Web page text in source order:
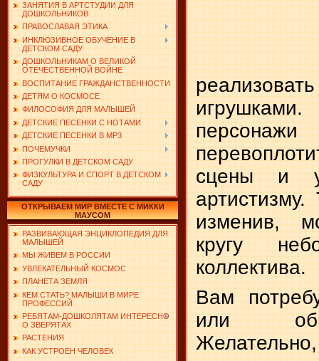
ЗАНЯТИЯ В АРТСТУДИИ ДЛЯ
ДОШКОЛЬНИКОВ
ПРАВОСЛАВАЯ ЭТИКА
ИНКЛЮЗИВНОЕ ОБУЧЕНИЕ В
ДЕТСКОМ САДУ
ДОШКОЛЬНИКАМ О ВЕЛИКОЙ
ОТЕЧЕСТВЕННОЙ ВОЙНЕ
ВОСПИТАНИЕ ГРАЖДАНСТВЕННОСТИ
ДЕТЯМ О КОСМОСЕ
ФИЛОСОФИЯ ДЛЯ МАЛЫШЕЙ
ДЕТСКИЕ ПЕСЕНКИ С НОТАМИ
ДЕТСКИЕ ПЕСЕНКИ В MP3
ПОЧЕМУЧКИ
ПРОГУЛКИ В ДЕТСКОМ САДУ
ФИЗКУЛЬТУРА И СПОРТ В ДЕТСКОМ
САДУ
ОТКРЫВАЕМ МИР ВМЕСТЕ С МИККИ
МАУСОМ
РАЗВИВАЮЩАЯ ЭНЦИКЛОПЕДИЯ ДЛЯ
МАЛЫШЕЙ
МЫ ЖИВЕМ В РОССИИ
УВЛЕКАТЕЛЬНЫЙ КОСМОС
ПЛАНЕТА ЗЕМЛЯ
КЕМ СТАТЬ? МАЛЫШИ В МИРЕ
ПРОФЕССИЙ
РЕБЯТАМ-ДОШКОЛЯТАМ ИНТЕРЕСНО
О ЗВЕРЯТАХ
РАСТЕНИЯ
КАК УСТРОЕН ЧЕЛОВЕК
сцены и
изменив,
кругу
коллектива.
Вам
или